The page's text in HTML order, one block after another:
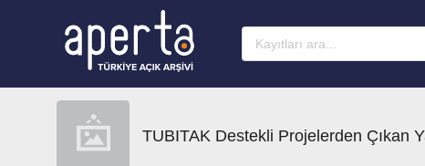
TUBITAK Destekli Projelerden Çıkan